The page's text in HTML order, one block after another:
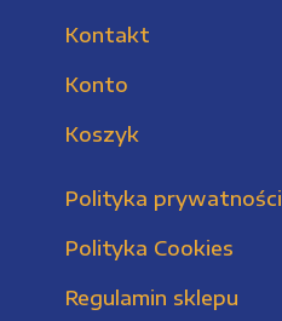
Kontakt
Konto
Koszyk
Polityka prywatności
Polityka Cookies
Regulamin sklepu